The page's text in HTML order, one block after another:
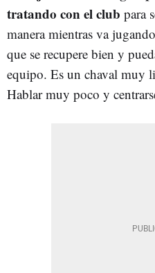
tratando con el club para
manera mientras va
que se recupere bien y
equipo. Es un chaval muy
Hablar muy poco y